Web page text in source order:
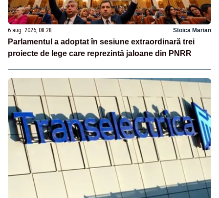
6 aug. 2026, 08:28 Stoica Marian
Parlamentul a adoptat în sesiune extraordinară trei
proiecte de lege care reprezintă jaloane din PNRR